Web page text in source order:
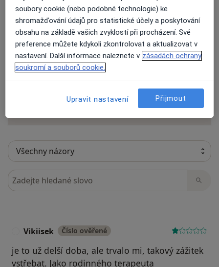
8 názorů
Recenze pacientů jsou pro nás důležité.
odstranění nebo změnu recenze pacienta.
Další informace.
Další informace o názorech
Hledejte v názorech
Vikiisek Číslo ověřené
je to už delší doba, ale trvalo mi, takový zážitek
vstřebat. Jako rodinného terapeuta
soubory cookie (nebo podobné technologie) ke
shromažďování údajů pro statistické účely a poskytování
obsahu na základě vašich zvyklostí při procházení. Své
preference můžete kdykoli zkontrolovat a aktualizovat v
nastavení. Další informace naleznete v zásadách ochrany
soukromí a souborů cookie.
Upravit nastavení Přijmout